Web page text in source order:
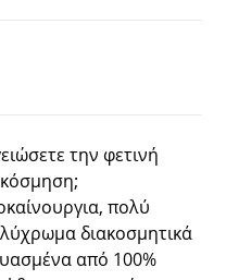
την φετινή
πολύ
διακοσμητικά
από 100%